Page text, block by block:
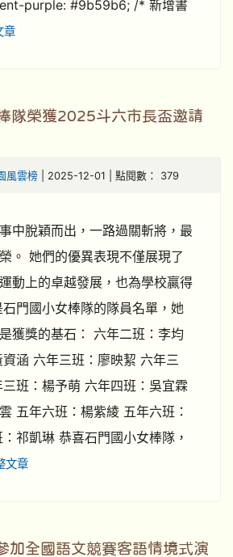
purple: #9b59b6; /* 新增書
章
隊榮獲2025斗六市長盃邀請
風雲榜| 2025-12-01 | 點閱數： 379
中脫穎而出，一路過關斬將，最
。 她們的優異表現不僅展現了
動上的卓越發展，也為學校贏得
門國小女棒隊的隊員名單，她
獲獎的基石： 六年二班：李均
涵 六年三班：廖映絜 六年三
班：楊予萌 六年四班：吳宜霖
五年六班：楊紫綾 五年六班：
祁凱琳 恭喜石門國小女棒隊，
文章
加全國語文競賽客語情境式演